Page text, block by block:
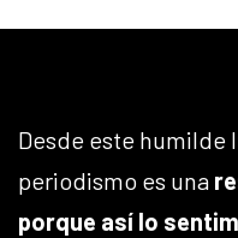
Desde este humilde
periodismo es una
porque así lo